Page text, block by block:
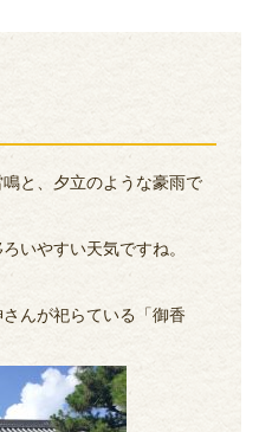
と、夕立のような豪雨で
いやすい天気ですね。
んが祀らている「御香